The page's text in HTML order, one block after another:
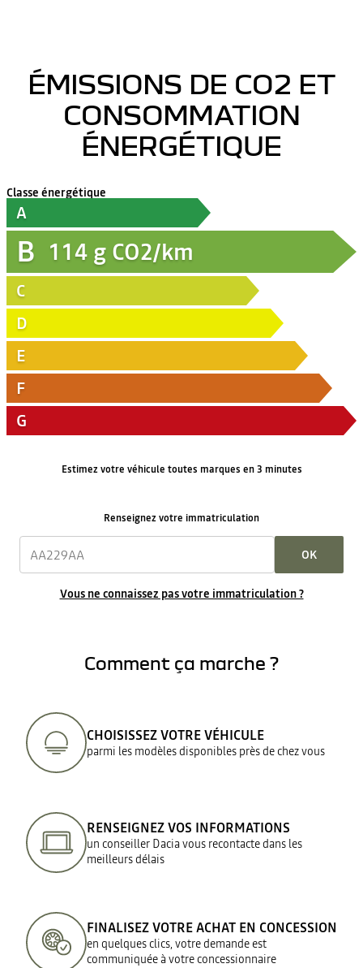
ÉMISSIONS DE CO2 ET
CONSOMMATION
ÉNERGÉTIQUE
Classe énergétique
A
B 114 g CO2/km
C
D
E
F
G
Estimez votre véhicule toutes marques en 3 minutes
Renseignez votre immatriculation
OK
Vous ne connaissez pas votre immatriculation ?
Comment ça marche ?
CHOISISSEZ VOTRE VÉHICULE
parmi les modèles disponibles près de chez vous
RENSEIGNEZ VOS INFORMATIONS
un conseiller Dacia vous recontacte dans les
meilleurs délais
FINALISEZ VOTRE ACHAT EN CONCESSION
en quelques clics, votre demande est
communiquée à votre concessionnaire